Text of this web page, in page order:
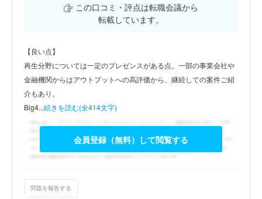
この口コミ・評点は転職会議から
転載しています。
【良い点】
再生分野については一定のプレゼンスがある点。一部の事業会社や
金融機関からはアウトプットへの高評価から、継続しての案件ご紹
介もあり。
Big4...続きを読む(全414文字)
会員登録（無料）して閲覧する
問題を報告する